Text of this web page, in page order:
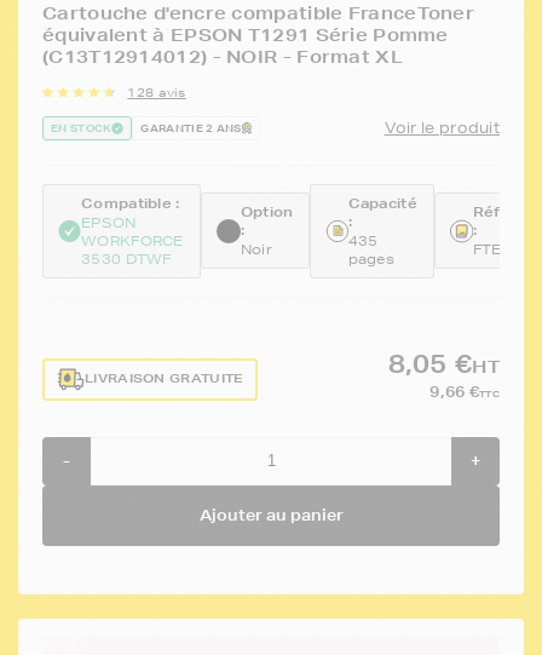
Cartouche d'encre compatible FranceToner
équivalent à EPSON T1291 Série Pomme
(C13T12914012) - NOIR - Format XL
128 avis
EN STOCK GARANTIE 2 ANS Voir le produit
Compatible :
EPSON
WORKFORCE
3530 DTWF
Option
:
Noir
Capacité
:
435
pages
:
LIVRAISON GRATUITE
8,05 €HT
9,66 €TTC
- +
Ajouter au panier